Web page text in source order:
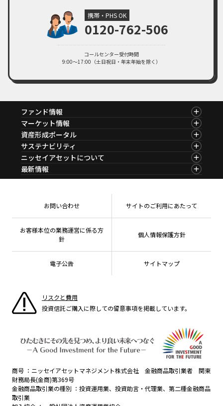
携帯・PHS OK
0120-762-506
コールセンター受付時間
9:00～17:00（土日祝日・年末年始を除く）
ファンド情報
ファンド情報TOP
基準価額一覧
ファンド検索
ファンド比較
決算カレンダー
海外休日カレンダー
投資信託新商品のご案内
ちょこっと3分！ファンドシアター
有価証券届出書の効力の発生の有無について
こだわりのインデックスファンド 購入・換金手数料
なしシリーズ
確定拠出年金について
マーケット情報
マーケット情報TOP
マーケット指数
マーケットレポート
コラム
ファンドレポート
資産形成ポータル
資産形成ポータルTOP
資産形成サービス
Nダイレクト
資産形成サポート
NAMシティ
お問い合わせ
よくあるご質問
サステナビリティ
サステナビリティTOP
サステナビリティ経営
サステナブル投資
ニッセイアセットについて
ニッセイアセットについてTOP
会社情報
方針・その他開示情報
公式キャラクターのご紹介
最新情報
マーケットニュース
メディアお問い合わせ サイトのご利用にあたって
お客様本位の業務運営に係る方
針
個人情報保護方針
電子公告 サイトマップ
リスクと費用
投資信託ご購入に際しての留意事項を掲載しています。
商号
ニッセイアセットマネジメント株式会社 金融商品取引業者 関東
財務局長(金商)第369号
金融商品取引業の種別
投資運用業、投資助言・代理業、第二種金融商品
取引業